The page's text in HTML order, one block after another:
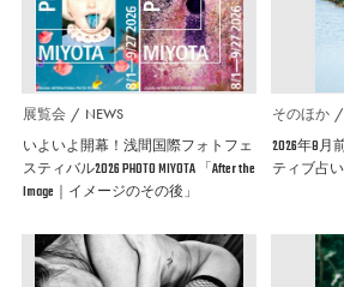
展覧会 NEWS
いよいよ開幕！浅間国際フォトフェ
スティバル2026 PHOTO MIYOTA 「After the
Image｜イメージのその後」
そのほか
2026年8月
ティブ占い